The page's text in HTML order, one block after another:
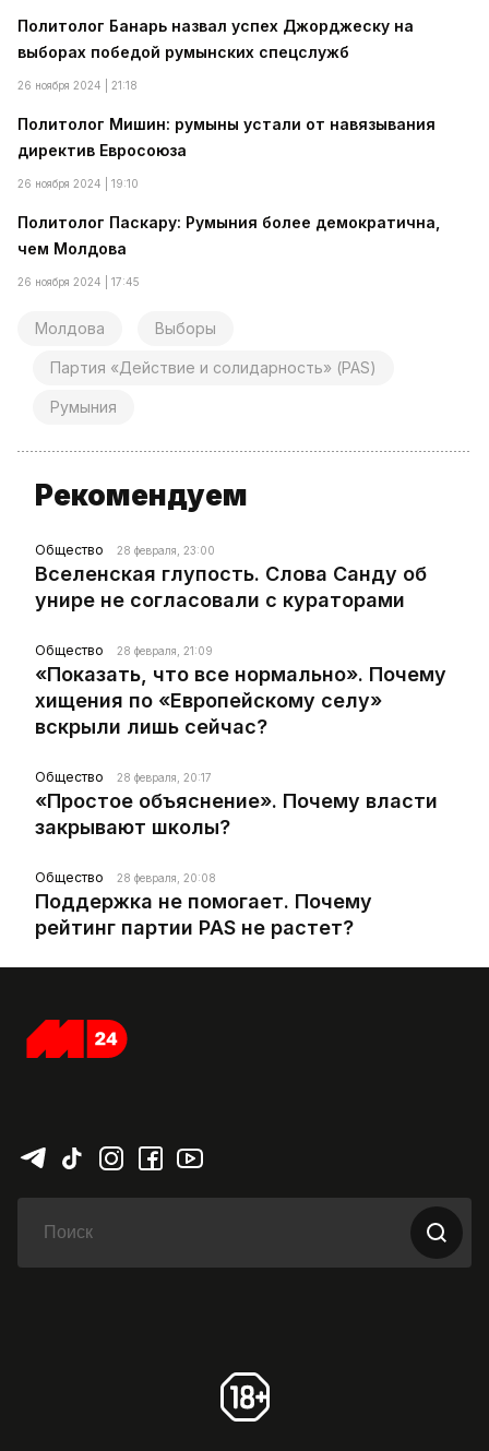
Политолог Банарь назвал успех Джорджеску на
выборах победой румынских спецслужб
26 ноября 2024 | 21:18
Политолог Мишин: румыны устали от навязывания
директив Евросоюза
26 ноября 2024 | 19:10
Политолог Паскару: Румыния более демократична,
чем Молдова
26 ноября 2024 | 17:45
Молдова Выборы
Партия «Действие и солидарность» (PAS)
Румыния
Рекомендуем
Общество 28 февраля, 23:00
Вселенская глупость. Слова Санду об
унире не согласовали с кураторами
Общество 28 февраля, 21:09
«Показать, что все нормально». Почему
хищения по «Европейскому селу»
вскрыли лишь сейчас?
Общество 28 февраля, 20:17
«Простое объяснение». Почему власти
закрывают школы?
Общество 28 февраля, 20:08
Поддержка не помогает. Почему
рейтинг партии PAS не растет?